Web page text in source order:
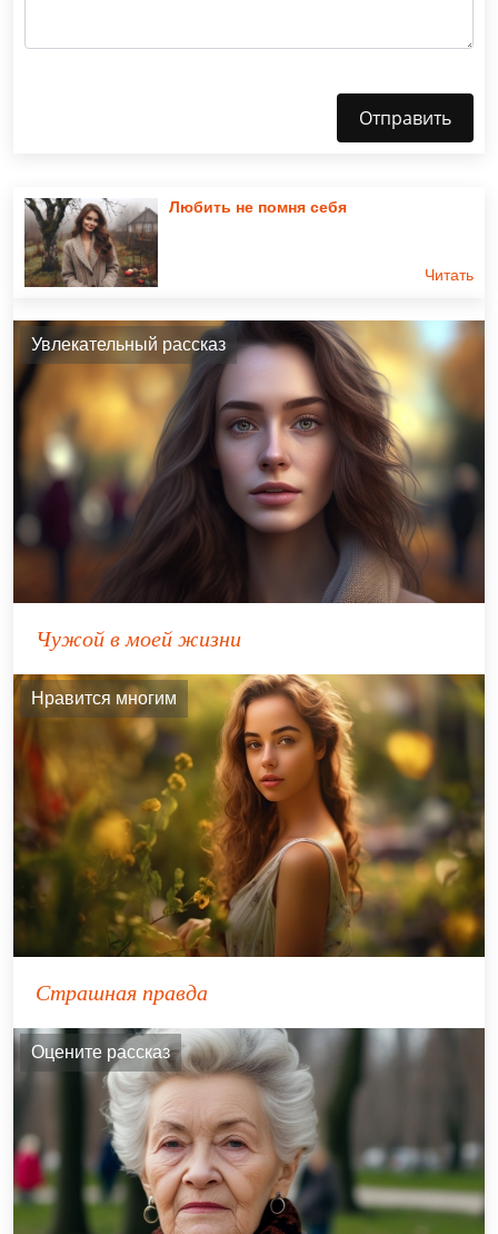
Отправить
Любить не помня себя
Читать
Увлекательный рассказ
Чужой в моей жизни
Нравится многим
Страшная правда
Оцените рассказ